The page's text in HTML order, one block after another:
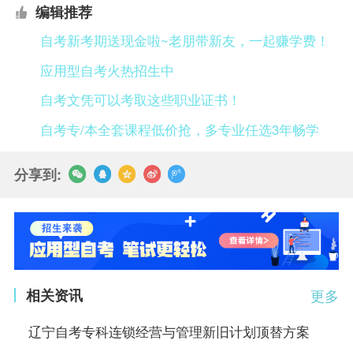
编辑推荐
自考新考期送现金啦~老朋带新友，一起赚学费！
应用型自考火热招生中
自考文凭可以考取这些职业证书！
自考专/本全套课程低价抢，多专业任选3年畅学
分享到:
更多
相关资讯
辽宁自考专科连锁经营与管理新旧计划顶替方案